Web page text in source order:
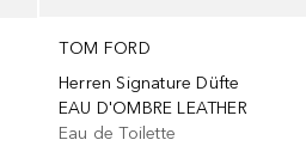
TOM FORD
Herren Signature Düfte
EAU D'OMBRE LEATHER
Eau de Toilette